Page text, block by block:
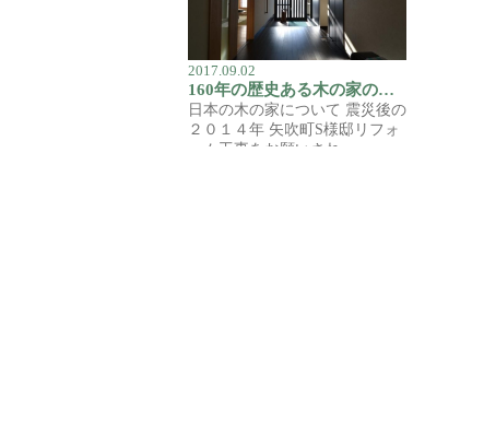
2017.09.02
160年の歴史ある木の家のリフォームで心がけたこと
日本の木の家について 震災後の
２０１４年 矢吹町S様邸リフォ
ーム工事をお願いされ…